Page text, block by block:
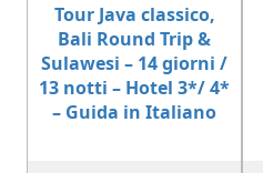
Tour Java classico,
Bali Round Trip &
Sulawesi – 14 giorni /
13 notti – Hotel 3*/ 4*
– Guida in Italiano